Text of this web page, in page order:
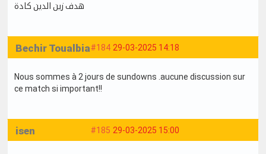
هدف زين الدين كادة
#184 29-03-2025 14:18
Bechir Toualbia
Nous sommes à 2 jours de sundowns .aucune discussion sur
ce match si important!!
#185 29-03-2025 15:00
isen